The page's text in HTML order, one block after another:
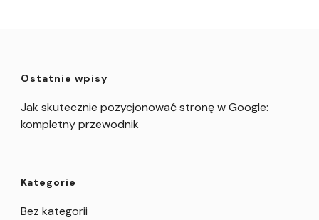
Ostatnie wpisy
Jak skutecznie pozycjonować stronę w Google:
kompletny przewodnik
Kategorie
Bez kategorii